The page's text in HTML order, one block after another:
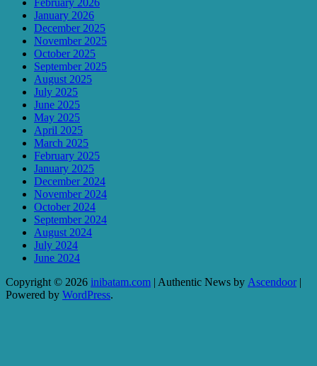
January 2026
December 2025
November 2025
October 2025
September 2025
August 2025
July 2025
June 2025
May 2025
April 2025
March 2025
February 2025
January 2025
December 2024
November 2024
October 2024
September 2024
August 2024
July 2024
June 2024
Copyright © 2026 inibatam.com | Authentic News by Ascendoor|
Powered by WordPress.